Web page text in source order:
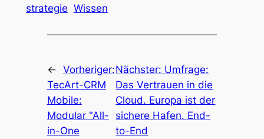
strategie Wissen
← Vorheriger:
TecArt-CRM
Mobile:
Modular "All-
in-One
Nächster: Umfrage:
Das Vertrauen in die
Cloud. Europa ist der
sichere Hafen. End-
to-End